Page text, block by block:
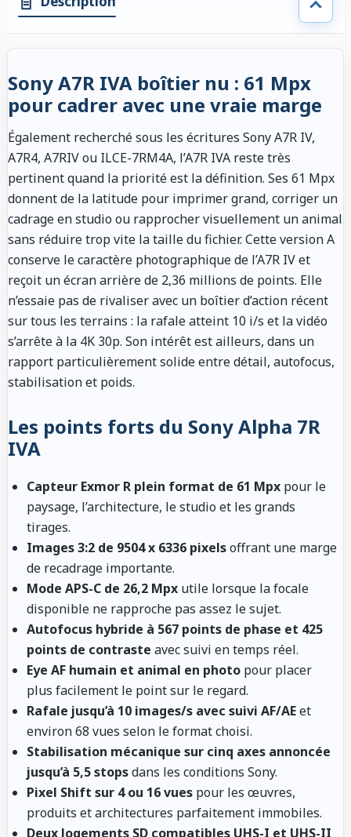
Sony A7R IVA boîtier nu : 61 Mpx
pour cadrer avec une vraie marge
Également recherché sous les écritures Sony A7R IV,
A7R4, A7RIV ou ILCE-7RM4A, l’A7R IVA reste très
pertinent quand la priorité est la définition. Ses 61 Mpx
donnent de la latitude pour imprimer grand, corriger un
cadrage en studio ou rapprocher visuellement un animal
sans réduire trop vite la taille du fichier. Cette version A
conserve le caractère photographique de l’A7R IV et
reçoit un écran arrière de 2,36 millions de points. Elle
n’essaie pas de rivaliser avec un boîtier d’action récent
sur tous les terrains : la rafale atteint 10 i/s et la vidéo
s’arrête à la 4K 30p. Son intérêt est ailleurs, dans un
rapport particulièrement solide entre détail, autofocus,
stabilisation et poids.
Les points forts du Sony Alpha 7R
IVA
Capteur Exmor R plein format de 61 Mpx pour le
paysage, l’architecture, le studio et les grands
tirages.
Images 3:2 de 9504 x 6336 pixelsoffrant une marge
de recadrage importante.
Mode APS-C de 26,2 Mpx utile lorsque la focale
disponible ne rapproche pas assez le sujet.
Autofocus hybride à 567 points de phase et 425
points de contraste avec suivi en temps réel.
Eye AF humain et animal en photo pour placer
plus facilement le point sur le regard.
Rafale jusqu’à 10 images/s avec suivi AF/AEet
environ 68 vues selon le format choisi.
Stabilisation mécanique sur cinq axes annoncée
jusqu’à 5,5 stopsdans les conditions Sony.
Pixel Shift sur 4 ou 16 vues pour les œuvres,
produits et architectures parfaitement immobiles.
Deux logements SD compatibles UHS-I et UHS-II